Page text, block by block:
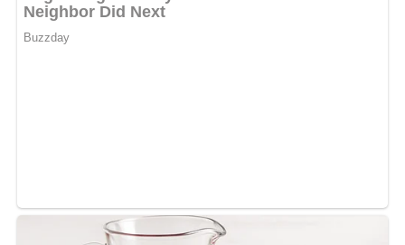
Den Eintopf erhitzen und mit Salz und Pfeffer
Dieses Rezept ist einfach zuzubereiten und erfordert keine